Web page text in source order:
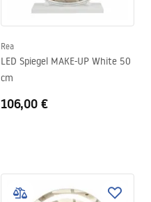
Rea
LED Spiegel MAKE-UP White 50
cm
106,00 €